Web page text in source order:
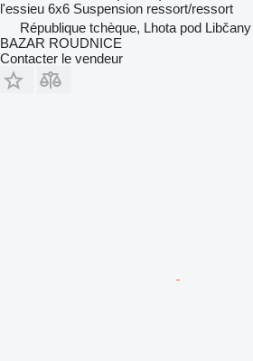
l'essieu 6x6 Suspension ressort/ressort
République tchèque, Lhota pod Libčany
BAZAR ROUDNICE
Contacter le vendeur